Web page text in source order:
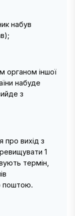
набув
органом іншої
набуде
з
про вихід з
1
термін,
поштою.